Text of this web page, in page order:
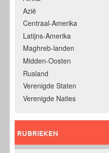
Azië
Centraal-Amerika
Latijns-Amerika
Maghreb-landen
Midden-Oosten
Rusland
Verenigde Staten
Verenigde Naties
RUBRIEKEN